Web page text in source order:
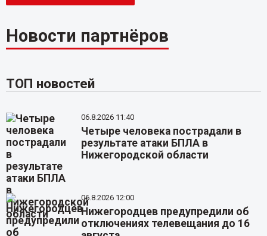
Новости партнёров
ТОП новостей
06.8.2026 11:40
Четыре человека пострадали в
результате атаки БПЛА в
Нижегородской области
06.8.2026 12:00
Нижегородцев предупредили об
отключениях телевещания до 16